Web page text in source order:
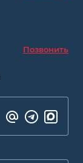
Позвонить